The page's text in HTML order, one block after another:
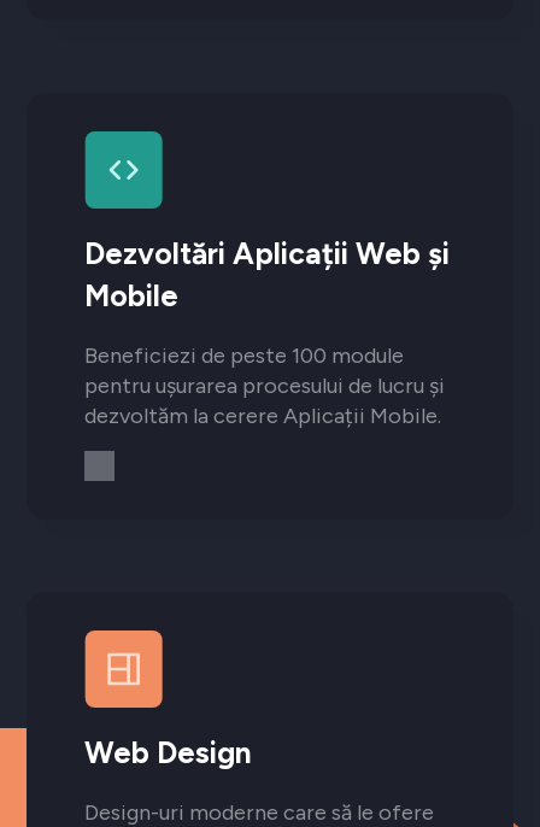
Dezvoltări Aplicații Web și
Mobile
Beneficiezi de peste 100 module
pentru ușurarea procesului de lucru și
dezvoltăm la cerere Aplicații Mobile.
Web Design
Design-uri moderne care să le ofere